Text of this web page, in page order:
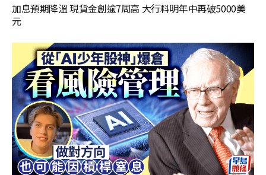
加息預期降溫 現貨金創逾7周高 大行料明年中再破5000美
元